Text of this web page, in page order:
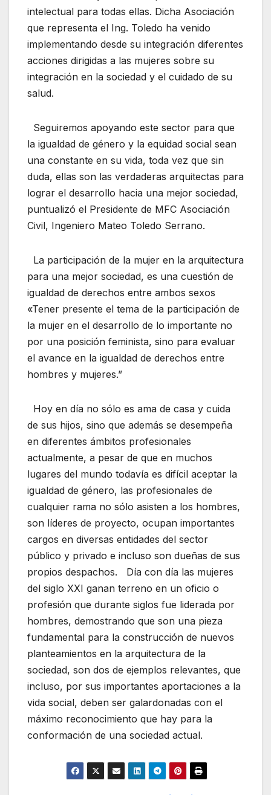
intelectual para todas ellas. Dicha Asociación
que representa el Ing. Toledo ha venido
implementando desde su integración diferentes
acciones dirigidas a las mujeres sobre su
integración en la sociedad y el cuidado de su
salud.
Seguiremos apoyando este sector para que
la igualdad de género y la equidad social sean
una constante en su vida, toda vez que sin
duda, ellas son las verdaderas arquitectas para
lograr el desarrollo hacia una mejor sociedad,
puntualizó el Presidente de MFC Asociación
Civil, Ingeniero Mateo Toledo Serrano.
La participación de la mujer en la arquitectura
para una mejor sociedad, es una cuestión de
igualdad de derechos entre ambos sexos
«Tener presente el tema de la participación de
la mujer en el desarrollo de lo importante no
por una posición feminista, sino para evaluar
el avance en la igualdad de derechos entre
hombres y mujeres.”
Hoy en día no sólo es ama de casa y cuida
de sus hijos, sino que además se desempeña
en diferentes ámbitos profesionales
actualmente, a pesar de que en muchos
lugares del mundo todavía es difícil aceptar la
igualdad de género, las profesionales de
cualquier rama no sólo asisten a los hombres,
son líderes de proyecto, ocupan importantes
cargos en diversas entidades del sector
público y privado e incluso son dueñas de sus
propios despachos. Día con día las mujeres
del siglo XXI ganan terreno en un oficio o
profesión que durante siglos fue liderada por
hombres, demostrando que son una pieza
fundamental para la construcción de nuevos
planteamientos en la arquitectura de la
sociedad, son dos de ejemplos relevantes, que
incluso, por sus importantes aportaciones a la
vida social, deben ser galardonadas con el
máximo reconocimiento que hay para la
conformación de una sociedad actual.